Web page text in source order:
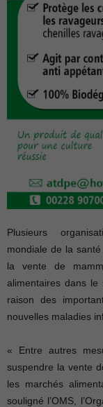
Plusieurs
mondiale de la
la vente de
alimentaires dans le
raison des
nouvelles maladies
« Entre autres
suspendre la vente
les marchés
souligné l’OMS,